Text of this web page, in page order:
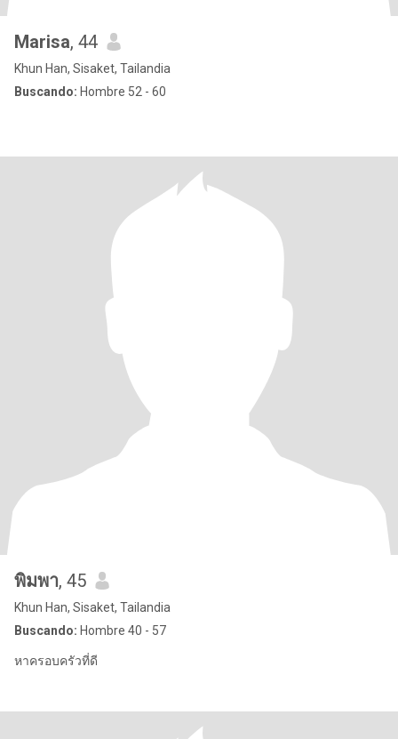
Marisa, 44
Khun Han, Sisaket, Tailandia
Buscando: Hombre 52 - 60
พิมพา, 45
Khun Han, Sisaket, Tailandia
Buscando: Hombre 40 - 57
หาครอบครัวที่ดี